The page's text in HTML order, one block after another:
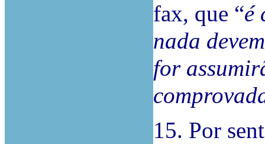
fax, que “é
nada
for
15. Por